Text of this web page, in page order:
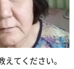
てください。